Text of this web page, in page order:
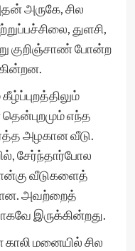
அருகே, சில
துளசி,
குறிஞ்சாண் போன்ற
எந்த
அழகான வீடு.
சேர்ந்தார்போல
வீடுகளைத்
அவற்றைத்
இருக்கின்றது.
மனையில் சில